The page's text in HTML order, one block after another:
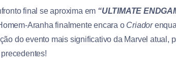
final se aproxima em “ULTIMATE
Aranha finalmente encara o Criador
do evento mais significativo da Marvel atual,